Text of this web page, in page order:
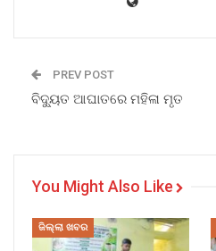
PREV POST
ବିଦ୍ୟୁତ ଆଘାତରେ ମହିଳା ମୃତ
You Might Also Like
ଜିଲ୍ଲା ଖବର